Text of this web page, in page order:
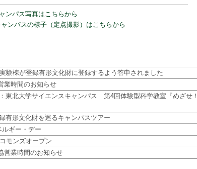
ンパス写真はこちらから
ンパスの様子（定点撮影）はこちらから
験棟が登録有形文化財に登録するよう答申されました
業時間のお知らせ
東北大学サイエンスキャンパス 第4回体験型科学教室『めざせ！
有形文化財を巡るキャンパスツアー
ルギー・デー
モンズオープン
営業時間のお知らせ